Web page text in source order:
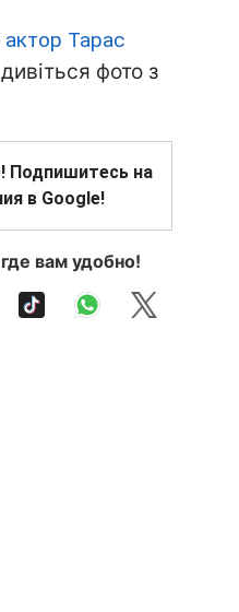
актор Тарас
дивіться фото з
Подпишитесь на
в Google!
вам удобно!